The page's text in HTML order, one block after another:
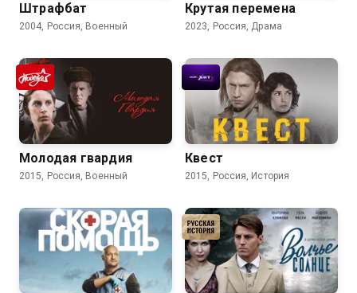
Штрафбат
2004, Россия, Военный
Крутая перемена
2023, Россия, Драма
Молодая гвардия
2015, Россия, Военный
Квест
2015, Россия, История